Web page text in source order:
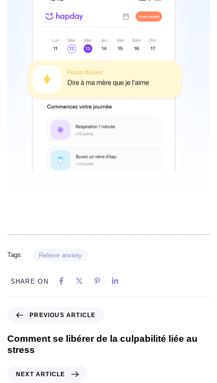
Tags: Relieve anxiety
SHARE ON
PREVIOUS ARTICLE
Comment se libérer de la culpabilité liée au
stress
NEXT ARTICLE